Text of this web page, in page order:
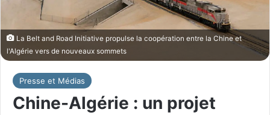
La Belt and Road Initiative propulse la coopération entre la Chine et
l'Algérie vers de nouveaux sommets
Presse et Médias
Chine-Algérie : un projet